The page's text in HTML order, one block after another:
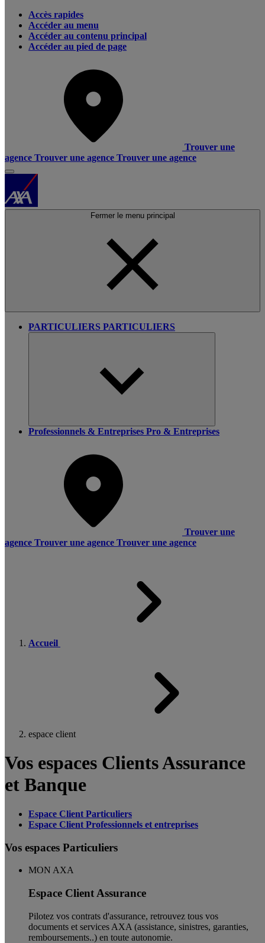
Accès rapides
Accéder au menu
Accéder au contenu principal
Accéder au pied de page
Trouver une
agence Trouver une agence Trouver une agence
Fermer le menu principal
PARTICULIERS PARTICULIERS
Professionnels & Entreprises Pro & Entreprises
Trouver une
agence Trouver une agence Trouver une agence
Accueil
espace client
Vos espaces Clients Assurance
et Banque
Espace Client Particuliers
Espace Client Professionnels et entreprises
Vos espaces Particuliers
MON AXA
Espace Client Assurance
Pilotez vos contrats d'assurance, retrouvez tous vos
documents et services AXA (assistance, sinistres, garanties,
remboursements..) en toute autonomie. ​